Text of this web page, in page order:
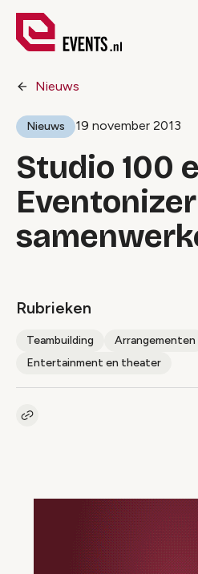
Nieuws
Nieuws 19 november 2013
Studio 100
Rubrieken
Teambuilding
Arrangementen
Entertainment en theater
Kopieer link naar artikel